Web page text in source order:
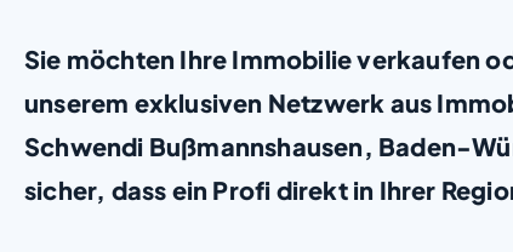
Sie möchten Ihre Immobilie verkaufen
unserem exklusiven Netzwerk aus
Schwendi Bußmannshausen, Baden-
sicher, dass ein Profi direkt in Ihrer